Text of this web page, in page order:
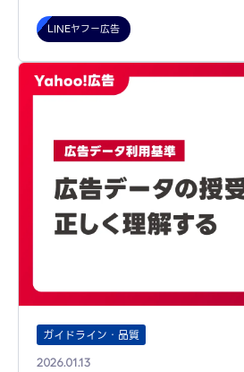
LINEヤフー広告
ガイドライン・品質
2026.01.13